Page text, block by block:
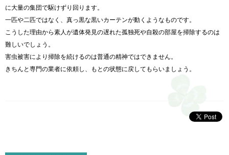
に大量の集団で駆けずり回ります。
一匹や二匹ではなく、真っ黒な黒いカーテンが動くようなものです。
こうした理由から素人が遺体発見の遅れた孤独死や自殺の部屋を掃除するのは
難しいでしょう。
害虫被害により掃除を続けるのは普通の精神ではできません。
きちんと専門の業者に依頼し、もとの状態に戻してもらいましょう。